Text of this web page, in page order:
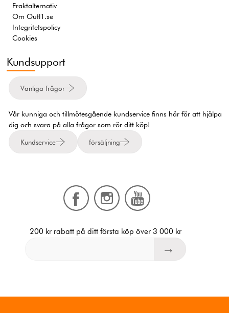
Fraktalternativ
Om Outl1.se
Integritetspolicy
Cookies
Kundsupport
Vanliga frågor
Vår kunniga och tillmötesgående kundservice finns här för att hjälpa
dig och svara på alla frågor som rör ditt köp!
Kundservice försäljning
200 kr rabatt på ditt första köp över 3 000 kr